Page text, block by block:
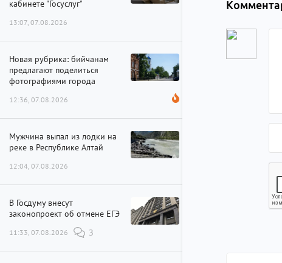
кабинете "Госуслуг"
13:07, 07.08.2026
Новая рубрика: бийчанам
предлагают поделиться
фотографиями города
12:36, 07.08.2026
Мужчина выпал из лодки на
реке в Республике Алтай
12:04, 07.08.2026
В Госдуму внесут
законопроект об отмене ЕГЭ
11:33, 07.08.2026 3